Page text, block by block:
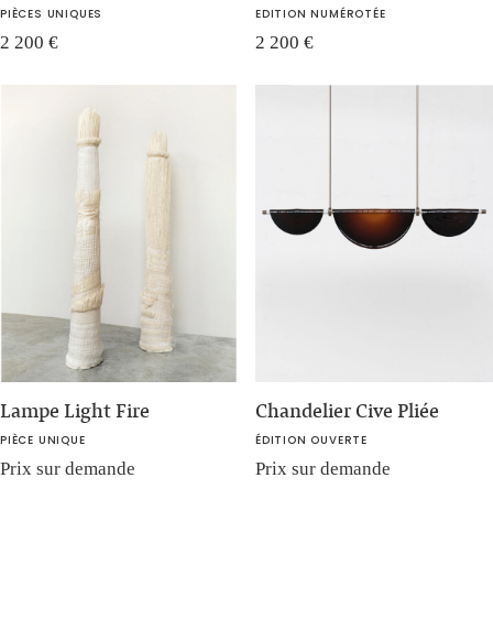
PIÈCES UNIQUES
2 200 €
EDITION NUMÉROTÉE
2 200 €
Lampe Light Fire
PIÈCE UNIQUE
Prix sur demande
Chandelier Cive Pliée
ÉDITION OUVERTE
Prix sur demande